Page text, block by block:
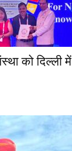
को दिल्ली में